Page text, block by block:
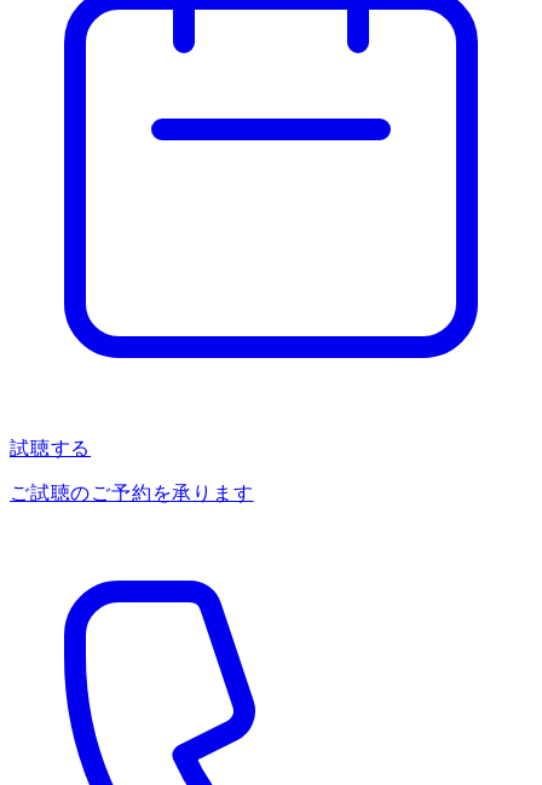
試聴する
ご試聴のご予約を承ります